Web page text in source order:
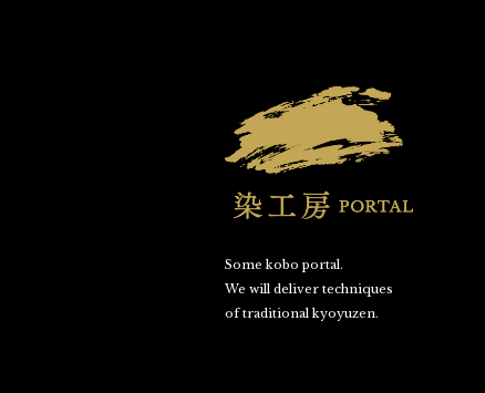
Some kobo portal.
We will deliver techniques
of traditional kyoyuzen.